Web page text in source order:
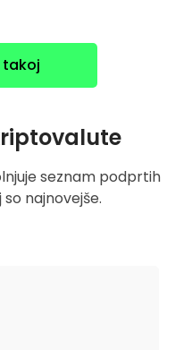
takoj
seznam podprtih
najnovejše.